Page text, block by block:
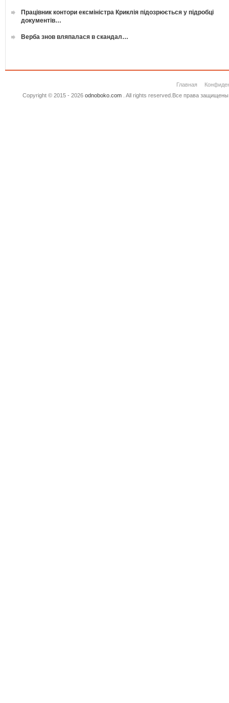
Працівник контори ексміністра Криклія підозрюється у підробці
документів…
Верба знов вляпалася в скандал…
Главная
Copyright © 2015 - 2026 odnoboko.com. All rights reserved.Все права защищены.